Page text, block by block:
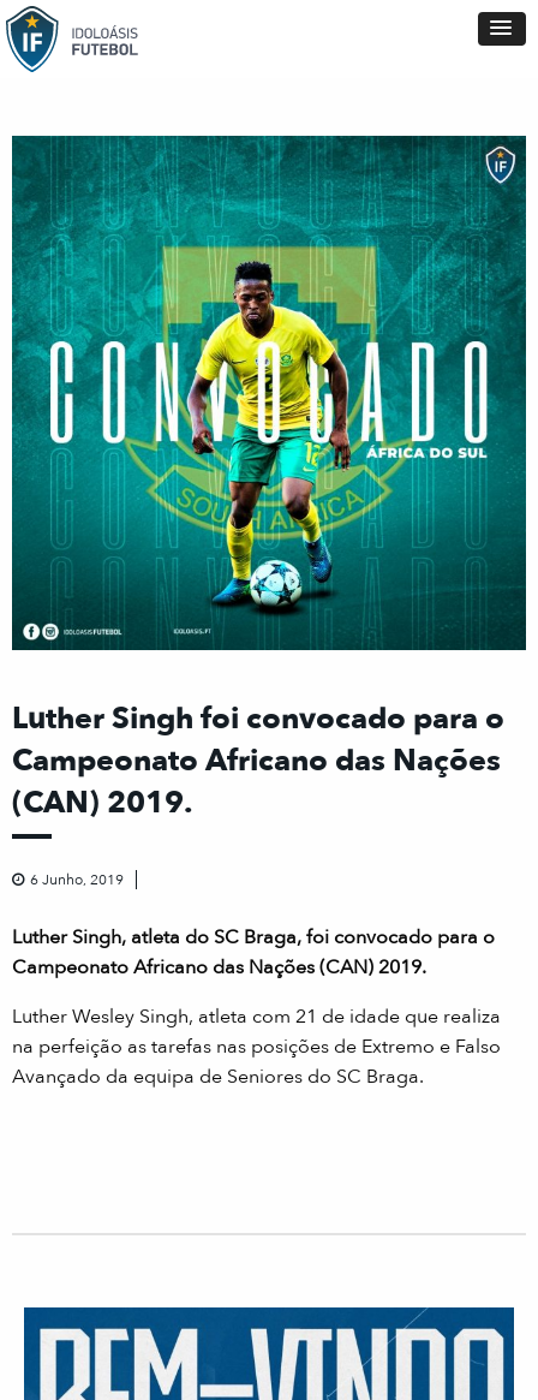
Luther Singh foi convocado para o
Campeonato Africano das Nações
(CAN) 2019.
6 Junho, 2019
Luther Singh, atleta do SC Braga, foi convocado para o
Campeonato Africano das Nações (CAN) 2019.
Luther Wesley Singh, atleta com 21 de idade que realiza
na perfeição as tarefas nas posições de Extremo e Falso
Avançado da equipa de Seniores do SC Braga.